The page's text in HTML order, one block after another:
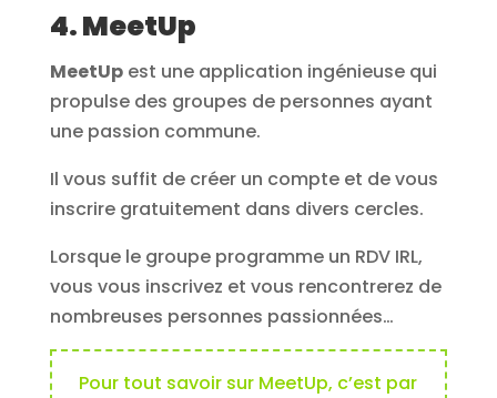
4. MeetUp
MeetUpest une application ingénieuse qui
propulse des groupes de personnes ayant
une passion commune.
Il vous suffit de créer un compte et de vous
inscrire gratuitement dans divers cercles.
Lorsque le groupe programme un RDV IRL,
vous vous inscrivez et vous rencontrerez de
nombreuses personnes passionnées…
Pour tout savoir sur MeetUp, c’est par